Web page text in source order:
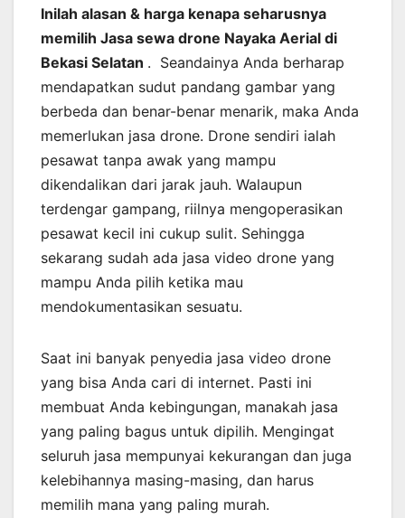
Inilah alasan & harga kenapa seharusnya
memilih Jasa sewa drone Nayaka Aerial di
Bekasi Selatan . Seandainya Anda berharap
mendapatkan sudut pandang gambar yang
berbeda dan benar-benar menarik, maka Anda
memerlukan jasa drone. Drone sendiri ialah
pesawat tanpa awak yang mampu
dikendalikan dari jarak jauh. Walaupun
terdengar gampang, riilnya mengoperasikan
pesawat kecil ini cukup sulit. Sehingga
sekarang sudah ada jasa video drone yang
mampu Anda pilih ketika mau
mendokumentasikan sesuatu.
Saat ini banyak penyedia jasa video drone
yang bisa Anda cari di internet. Pasti ini
membuat Anda kebingungan, manakah jasa
yang paling bagus untuk dipilih. Mengingat
seluruh jasa mempunyai kekurangan dan juga
kelebihannya masing-masing, dan harus
memilih mana yang paling murah.